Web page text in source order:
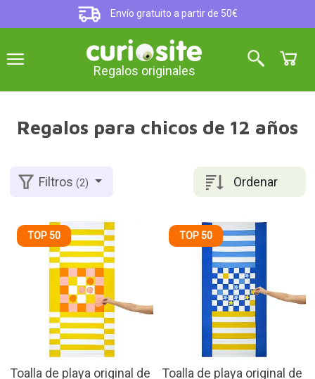
Envío gratuito a partir de 50€
Regalos originales
Regalos para chicos de 12 años
Ordenar
Filtros(2)
TOP 50
Toalla de playa original de
TOP 50
Toalla de playa original de